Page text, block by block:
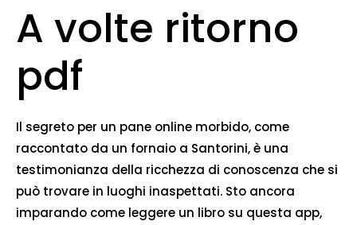
A volte ritorno
pdf
Il segreto per un pane online morbido, come
raccontato da un fornaio a Santorini, è una
testimonianza della ricchezza di conoscenza che si
può trovare in luoghi inaspettati. Sto ancora
imparando come leggere un libro su questa app,